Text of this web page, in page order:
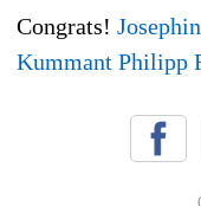
Congrats!
Kummant Philipp